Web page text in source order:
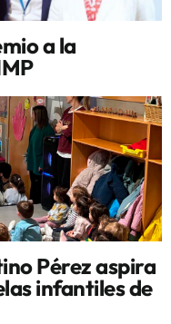
a la
Pérez aspira
infantiles de